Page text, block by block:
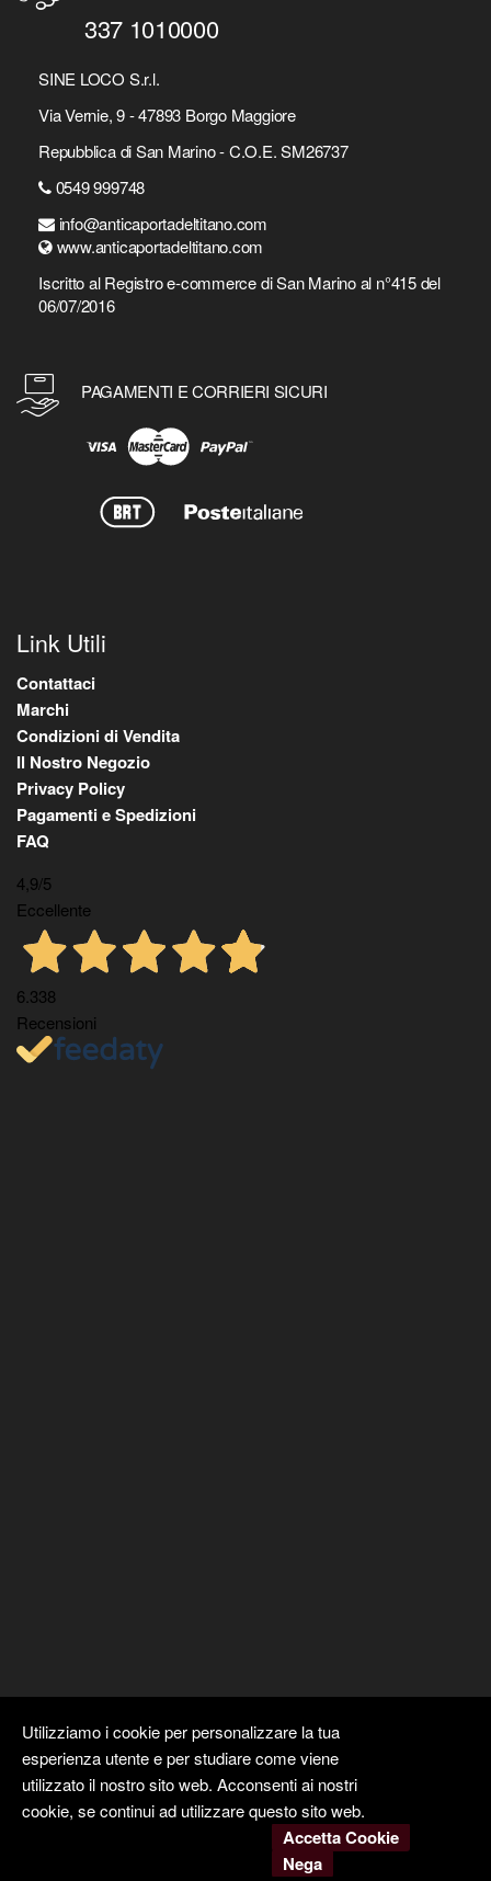
337 1010000
SINE LOCO S.r.l.
Via Vernie, 9 - 47893 Borgo Maggiore
Repubblica di San Marino - C.O.E. SM26737
0549 999748
info@anticaportadeltitano.com
www.anticaportadeltitano.com
Iscritto al Registro e-commerce di San Marino al n°415 del
06/07/2016
PAGAMENTI E CORRIERI SICURI
Link Utili
Contattaci
Marchi
Condizioni di Vendita
Il Nostro Negozio
Privacy Policy
Pagamenti e Spedizioni
FAQ
4,9/5
Eccellente
6.338
Recensioni
by STUDIO99. Tutti i diritti
Utilizziamo i cookie per personalizzare la tua
esperienza utente e per studiare come viene
utilizzato il nostro sito web. Acconsenti ai nostri
cookie, se continui ad utilizzare questo sito web.
Accetta Cookie
Nega